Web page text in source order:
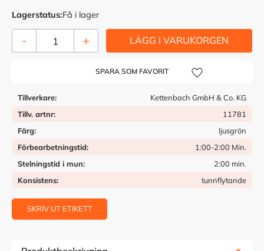
Lagerstatus Få i lager
+
-
Lägg till i önskelista
Tillverkare
Kettenbach GmbH & Co. KG
Tillv. artnr
11781
Färg
ljusgrön
Förbearbetningstid
1:00-2:00 Min.
Stelningstid i mun
2:00 min.
Konsistens
tunnflytande
SKRIV UT ETIKETT